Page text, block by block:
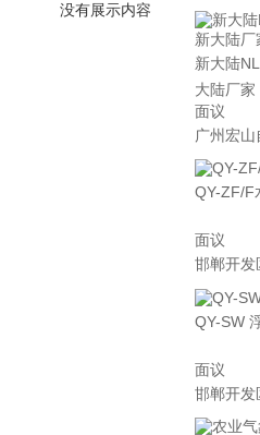
新大陆
大陆厂家
面议
广州宏
QY-ZF/F
面议
邯郸开发
QY-SW
面议
邯郸开发